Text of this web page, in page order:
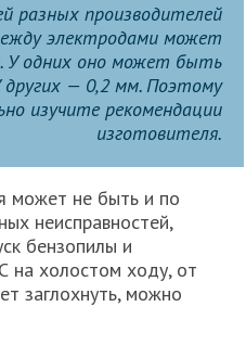
разных производителей
электродами может
У одних оно может быть
других — 0,2 мм. Поэтому
изучите рекомендации
изготовителя.
может не быть и по
неисправностей,
бензопилы и
на холостом ходу, от
заглохнуть, можно